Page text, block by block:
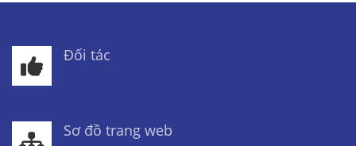
Đối tác
Sơ đồ trang web